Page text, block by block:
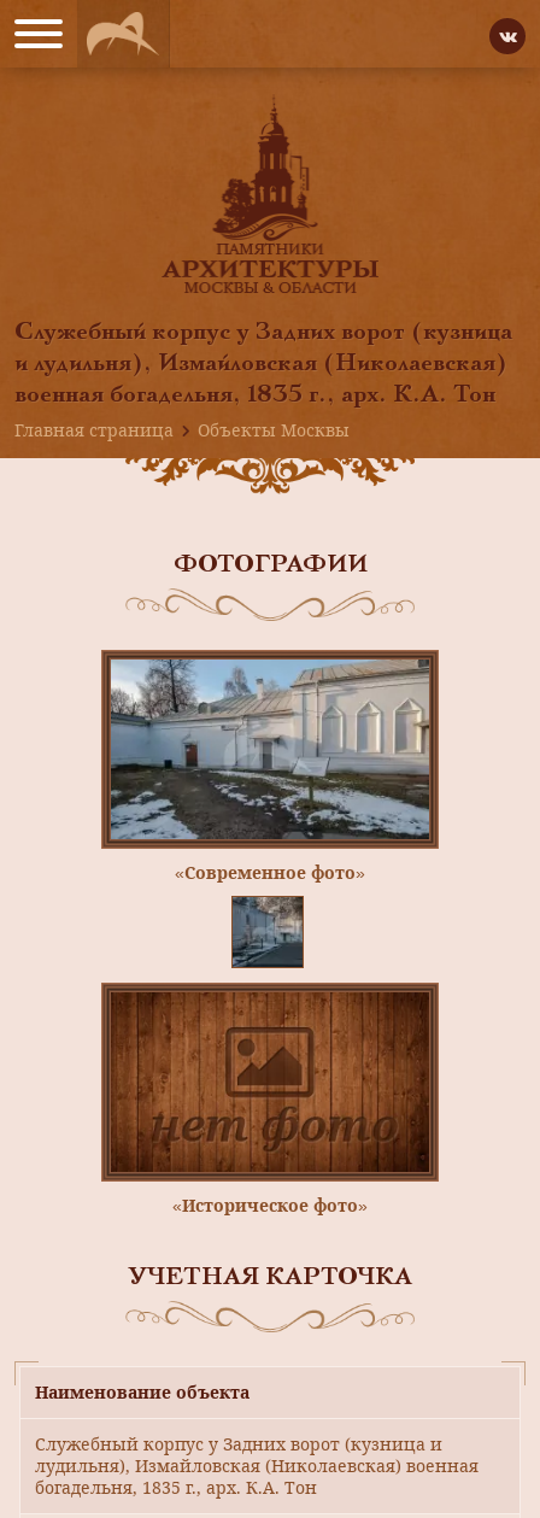
Служебный корпус у Задних ворот (кузница
и лудильня), Измайловская (Николаевская)
военная богадельня, 1835 г., арх. К.А. Тон
Главная страница
Объекты Москвы
ФОТОГРАФИИ
«Современное фото»
«Историческое фото»
УЧЕТНАЯ КАРТОЧКА
Наименование объекта
Служебный корпус у Задних ворот (кузница и
лудильня), Измайловская (Николаевская) военная
богадельня, 1835 г., арх. К.А. Тон